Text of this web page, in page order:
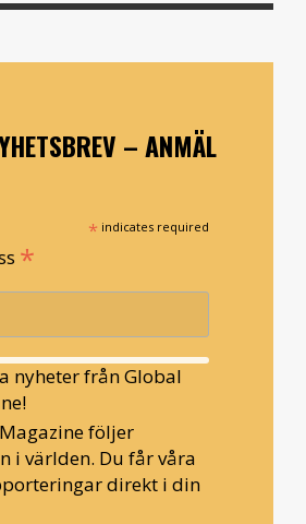
– ANMÄL
* indicates required
*
nyheter från Global
följer
i världen. Du får våra
direkt i din